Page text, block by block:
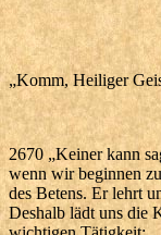
„Komm, Heiliger
2670 „Keiner kann
wenn wir beginnen
des Betens. Er lehrt
Deshalb lädt uns die